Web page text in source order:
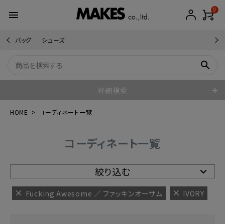
menu 0
バッグ シューズ
search
詳細検索
HOME コーディネート一覧
コーディネート一覧
絞り込む
Fucking Awesome ／ ファッキンオーサム IVORY